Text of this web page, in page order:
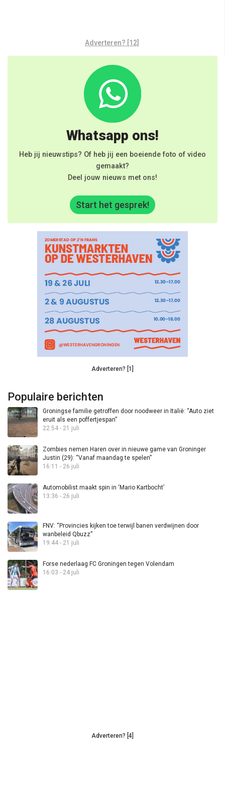
Adverteren? [12]
Whatsapp ons!
Heb jij nieuwstips? Of heb jij een boeiende foto of video
gemaakt?
Deel jouw nieuws met ons!
Start het gesprek!
Adverteren? [1]
Populaire berichten
Groningse familie getroffen door noodweer in Italië: “Auto ziet
eruit als een poffertjespan”
22:54 - 21 juli
Zombies nemen Haren over in nieuwe game van Groninger
Justin (29): “Vanaf maandag te spelen”
16:11 - 26 juli
Automobilist maakt spin in ‘Mario Kartbocht’
13:36 - 26 juli
FNV: “Provincies kijken toe terwijl banen verdwijnen door
wanbeleid Qbuzz”
19:44 - 21 juli
Forse nederlaag FC Groningen tegen Volendam
16:03 - 24 juli
Adverteren? [4]